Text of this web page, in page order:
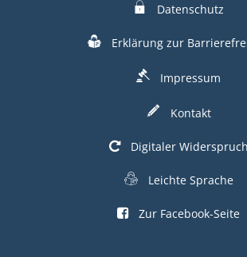
Datenschutz
Erklärung zur
Impressum
Kontakt
Digitaler Widerspruch
Leichte Sprache
Zur Facebook-Seite